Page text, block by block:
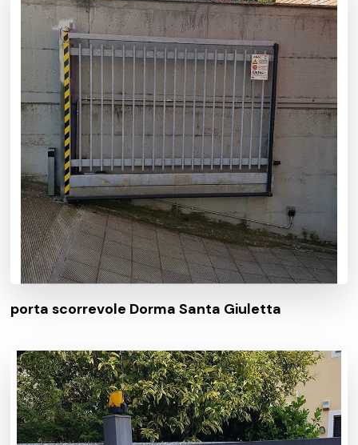
porta scorrevole Dorma Santa Giuletta